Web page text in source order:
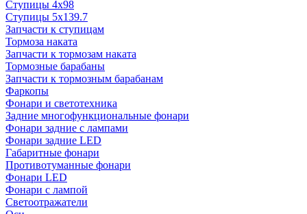
Ступицы 4x98
Ступицы 5x139.7
Запчасти к ступицам
Тормоза наката
Запчасти к тормозам наката
Тормозные барабаны
Запчасти к тормозным барабанам
Фаркопы
Фонари и светотехника
Задние многофункциональные фонари
Фонари задние с лампами
Фонари задние LED
Габаритные фонари
Противотуманные фонари
Фонари LED
Фонари с лампой
Светоотражатели